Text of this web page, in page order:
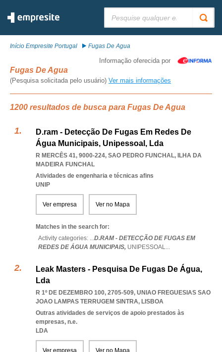
Início Empresite Portugal Fugas De Agua
Informação oferecida por
Fugas De Agua
(Pesquisa solicitada pelo usuário) Ver mais informações
1200 resultados de busca para Fugas De Agua
D.ram - Detecção De Fugas Em Redes De
Água Municipais, Unipessoal, Lda
R MERCÊS 41, 9000-224, SAO PEDRO FUNCHAL, ILHA DA
MADEIRA FUNCHAL
Atividades de engenharia e técnicas afins
UNIP
Ver empresa Ver no Mapa
Matches in the search for:
Activity categories: ...D.RAM - DETECÇÃO DE FUGAS EM
REDES DE ÁGUA MUNICIPAIS, UNIPESSOAL...
Leak Masters - Pesquisa De Fugas De Água,
Lda
R 1º DE DEZEMBRO 100, 2705-509, UNIAO FREGUESIAS SAO
JOAO LAMPAS TERRUGEM SINTRA, LISBOA
Outras atividades de serviços de apoio prestados às
empresas, n.e.
LDA
Ver empresa Ver no Mapa